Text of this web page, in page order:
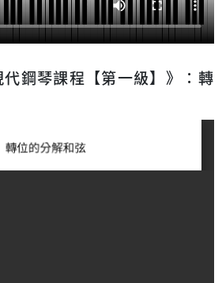
鋼琴課程【第一級】》：轉